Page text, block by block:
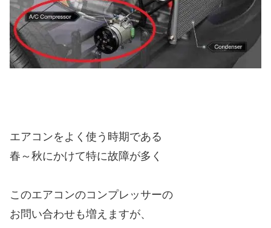
エアコンをよく使う時期である
春～秋にかけて特に故障が多く
このエアコンのコンプレッサーの
お問い合わせも増えますが、